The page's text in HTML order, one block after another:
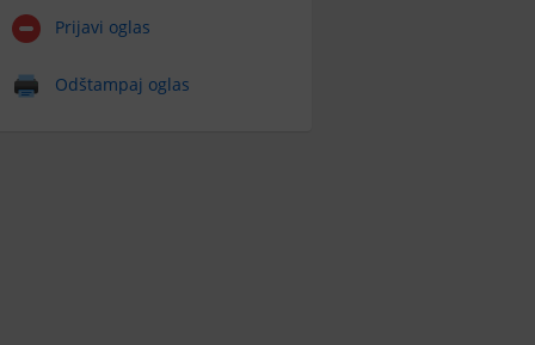
Prijavi oglas
Odštampaj oglas